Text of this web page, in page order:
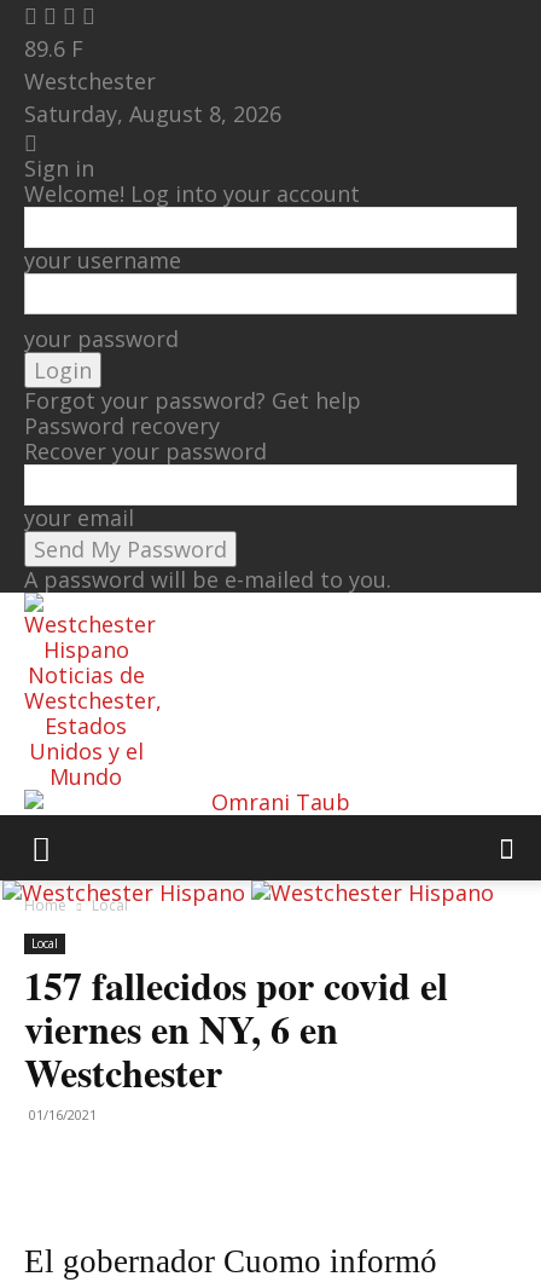
89.6 F
Westchester
Saturday, August 8, 2026
Sign in
Welcome! Log into your account
your username
your password
Forgot your password? Get help
Password recovery
Recover your password
your email
A password will be e-mailed to you.
Noticias de
Westchester,
Estados
Unidos y el
Mundo
Home Local
Local
157 fallecidos por covid el
viernes en NY, 6 en
Westchester
01/16/2021
El gobernador Cuomo informó